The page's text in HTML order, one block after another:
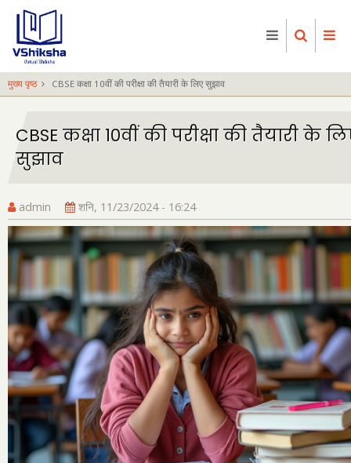
main
content
मुख्य पृष्ठ CBSE कक्षा 10वीं की परीक्षा की तैयारी के लिए सुझाव
CBSE कक्षा 10वीं की परीक्षा की तैयारी के
सुझाव
admin शनि, 11/23/2024 - 16:24